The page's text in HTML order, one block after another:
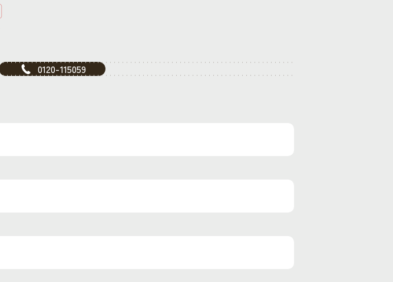
0120-115059